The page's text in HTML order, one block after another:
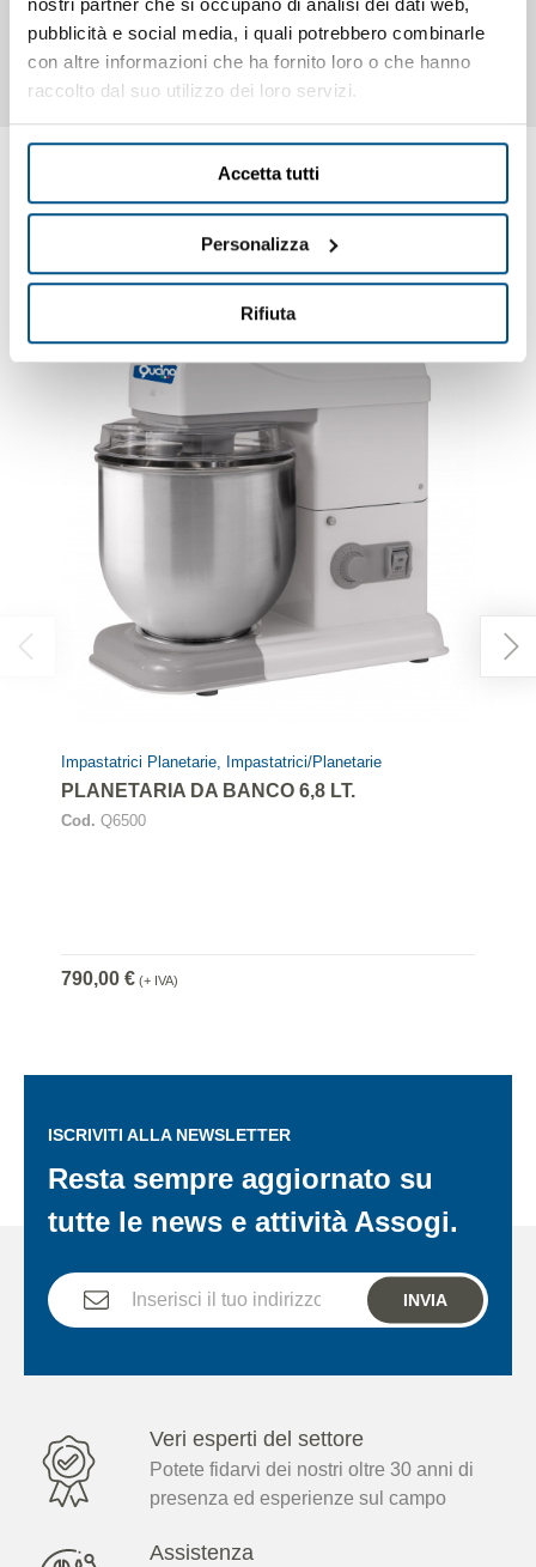
pubblicità e social media, i quali potrebbero combinarle
con altre informazioni che ha fornito loro o che hanno
raccolto dal suo utilizzo dei loro servizi.
Accetta tutti
Personalizza
Rifiuta
impasto: min. 12-14. Capacità impasto totale: fino a Kg.
33
Ti potrebbero interessare anche
Impastatrici Planetarie, Impastatrici/Planetarie
PLANETARIA DA BANCO 6,8 LT.
Cod. Q6500
790,00 € (+ IVA)
ISCRIVITI ALLA NEWSLETTER
Resta sempre aggiornato su
tutte le news e attività Assogi.
INVIA
Veri esperti del settore
Potete fidarvi dei nostri oltre 30 anni di
presenza ed esperienze sul campo
Assistenza